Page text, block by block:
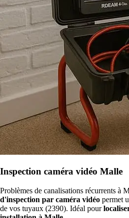
Inspection caméra vidéo Malle
Problèmes de canalisations récurrents à
d'inspection par caméra vidéo permet
de vos tuyaux (2390). Idéal pour